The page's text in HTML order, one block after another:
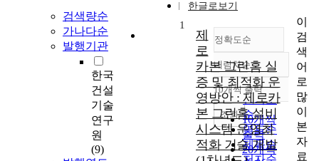
검색량순
가나다순
발행기관
한국
건설
기술
연구
원
(9)
한글로보기
정확도순
정확도
순
인기도
순
연도순
제목순
내림차순
내림차순
10개씩 출력
10개씩
출력
20개씩
조회
1
제
로
카본 그린홈 실
증 및 최적화 운
영방안 : 제로카
본 그린홈 설비
시스템 운영최
적화 기술 개발
이
검
색
어
로
많
이
본
자
료